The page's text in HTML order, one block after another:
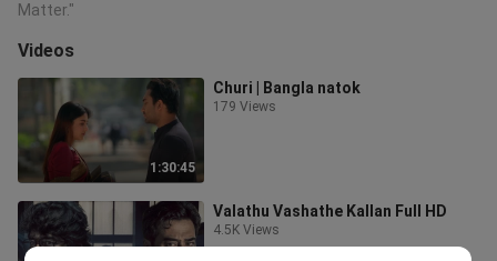
Matter."
Videos
1:30:45
Churi | Bangla natok
179 Views
Valathu Vashathe Kallan Full HD
4.5K Views
Bahasa Indonesia
Bahasa Melayu